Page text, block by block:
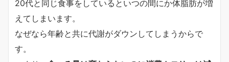
20代と同じ食事をしているといつの間にか体脂肪が増
えてしまいます。
なぜなら年齢と共に代謝がダウンしてしまうからで
す。